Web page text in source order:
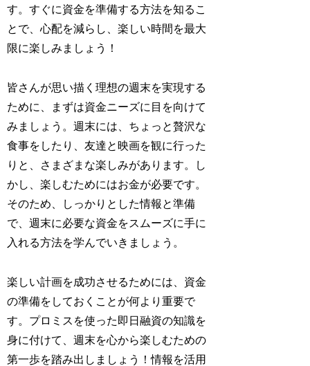
す。すぐに資金を準備する方法を知るこ
とで、心配を減らし、楽しい時間を最大
限に楽しみましょう！
皆さんが思い描く理想の週末を実現する
ために、まずは資金ニーズに目を向けて
みましょう。週末には、ちょっと贅沢な
食事をしたり、友達と映画を観に行った
りと、さまざまな楽しみがあります。し
かし、楽しむためにはお金が必要です。
そのため、しっかりとした情報と準備
で、週末に必要な資金をスムーズに手に
入れる方法を学んでいきましょう。
楽しい計画を成功させるためには、資金
の準備をしておくことが何より重要で
す。プロミスを使った即日融資の知識を
身に付けて、週末を心から楽しむための
第一歩を踏み出しましょう！情報を活用